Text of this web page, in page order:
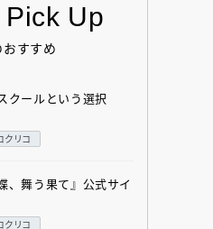
Pick Up
すすめ
クールという選択
クリコ
、舞う果て』公式サイ
クリコ